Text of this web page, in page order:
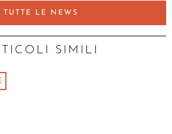
TUTTE LE NEWS
SIMILI